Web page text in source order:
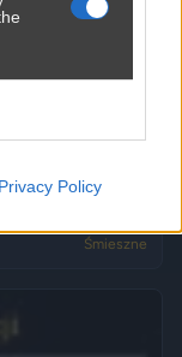
Privacy Policy
Śmieszne